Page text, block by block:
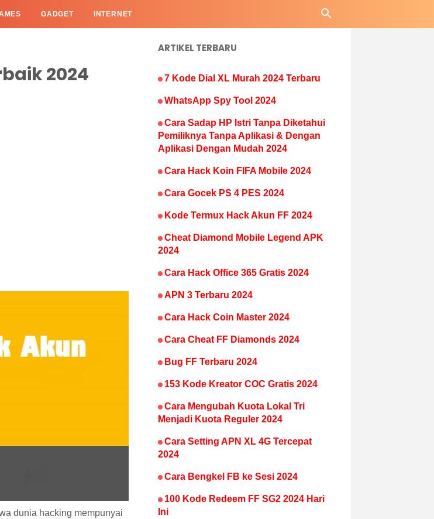
GADGET INTERNET
2024
dunia hacking mempunyai
ARTIKEL TERBARU
7 Kode Dial XL Murah 2024 Terbaru
WhatsApp Spy Tool 2024
Cara Sadap HP Istri Tanpa Diketahui
Pemiliknya Tanpa Aplikasi & Dengan
Aplikasi Dengan Mudah 2024
Cara Hack Koin FIFA Mobile 2024
Cara Gocek PS 4 PES 2024
Kode Termux Hack Akun FF 2024
Cheat Diamond Mobile Legend APK
2024
Cara Hack Office 365 Gratis 2024
APN 3 Terbaru 2024
Cara Hack Coin Master 2024
Cara Cheat FF Diamonds 2024
Bug FF Terbaru 2024
153 Kode Kreator COC Gratis 2024
Cara Mengubah Kuota Lokal Tri
Menjadi Kuota Reguler 2024
Cara Setting APN XL 4G Tercepat
2024
Cara Bengkel FB ke Sesi 2024
100 Kode Redeem FF SG2 2024 Hari
Ini